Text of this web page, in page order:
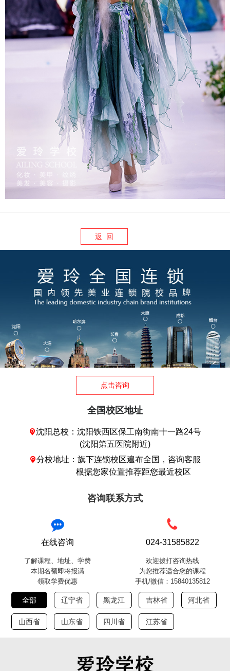
返 回
点击咨询
全国校区地址
沈阳总校：沈阳铁西区保工南街南十一路24号
(沈阳第五医院附近)
分校地址：旗下连锁校区遍布全国，咨询客服
根据您家位置推荐距您最近校区
咨询联系方式
在线咨询
了解课程、地址、学费
本期名额即将报满
领取学费优惠
024-31585822
欢迎拨打咨询热线
为您推荐适合您的课程
手机/微信：15840135812
全部 辽宁省 黑龙江 吉林省 河北省
山西省 山东省 四川省 江苏省